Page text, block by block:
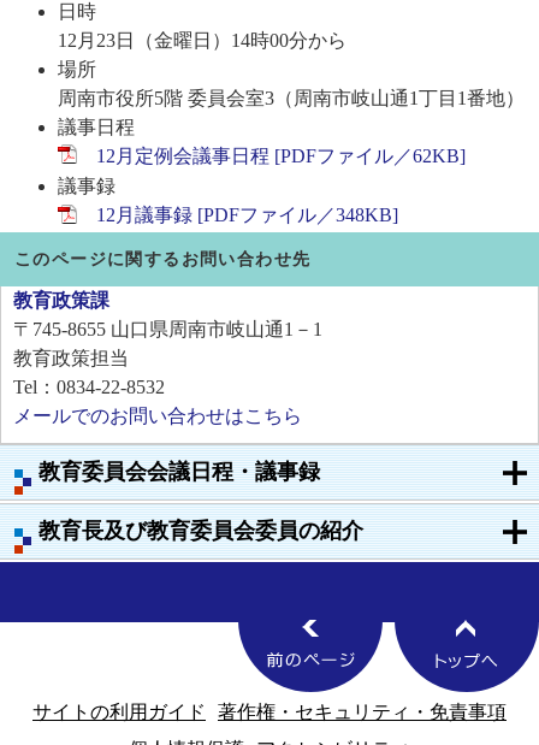
教育委員会会議日程・議事録
教育長及び教育委員会委員の紹介
日時
12月23日（金曜日）14時00分から
場所
周南市役所5階 委員会室3（周南市岐山通1丁目1番地）
議事日程
12月定例会議事日程 [PDFファイル／62KB]
議事録
12月議事録 [PDFファイル／348KB]
このページに関するお問い合わせ先
教育政策課
〒745-8655 山口県周南市岐山通1－1
教育政策担当
Tel：0834-22-8532
メールでのお問い合わせはこちら
サイトの利用ガイド
著作権・セキュリティ・免責事項